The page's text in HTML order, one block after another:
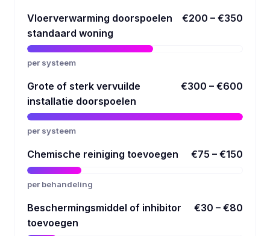
Vloerverwarming doorspoelen
standaard woning
€200 – €350
per systeem
Grote of sterk vervuilde
installatie doorspoelen
€300 – €600
per systeem
Chemische reiniging toevoegen €75 – €150
per behandeling
Beschermingsmiddel of inhibitor
toevoegen
€30 – €80